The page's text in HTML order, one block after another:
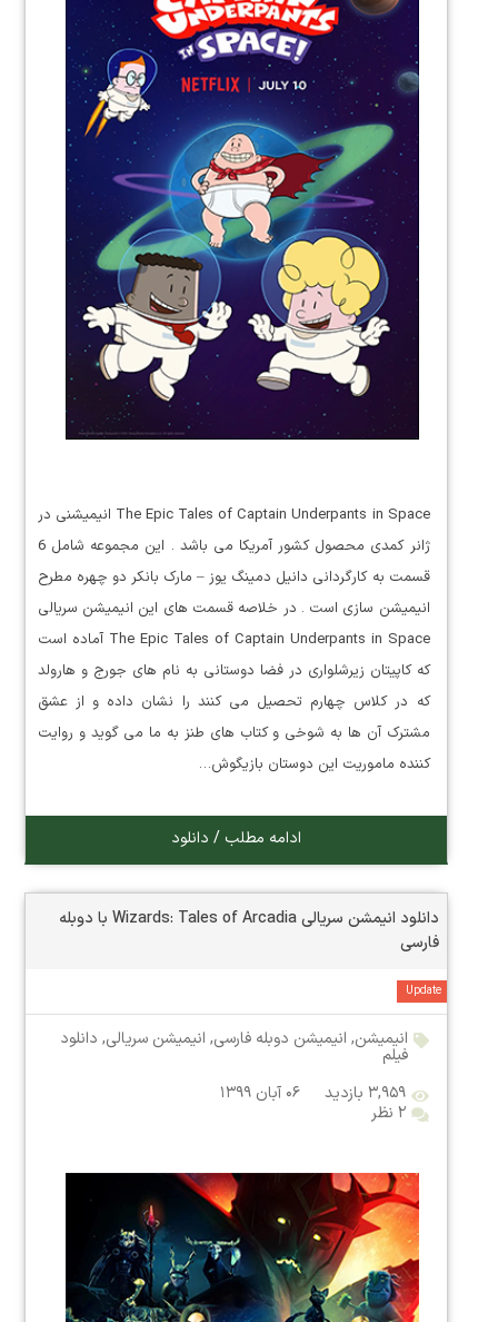
The Epic Tales of Captain Underpants in Space انیمیشنی در
ژانر کمدی محصول کشور آمریکا می باشد . این مجموعه شامل 6
قسمت به کارگردانی دانیل دمینگ یوز – مارک بانکر دو چهره مطرح
انیمیشن سازی است . در خلاصه قسمت های این انیمیشن سریالی
The Epic Tales of Captain Underpants in Space آماده است
که کاپیتان زیرشلواری در فضا دوستانی به نام های جورج و هارولد
که در کلاس چهارم تحصیل می کنند را نشان داده و از عشق
مشترک آن ها به شوخی و کتاب های طنز به ما می گوید و روایت
کننده ماموریت این دوستان بازیگوش…
ادامه مطلب / دانلود
دانلود انیمشن سریالی Wizards: Tales of Arcadia با دوبله
فارسی
Update
انیمیشن, انیمیشن دوبله فارسی, انیمیشن سریالی, دانلود
فیلم
۳,۹۵۹ بازدید
۰۶ آبان ۱۳۹۹
۲ نظر